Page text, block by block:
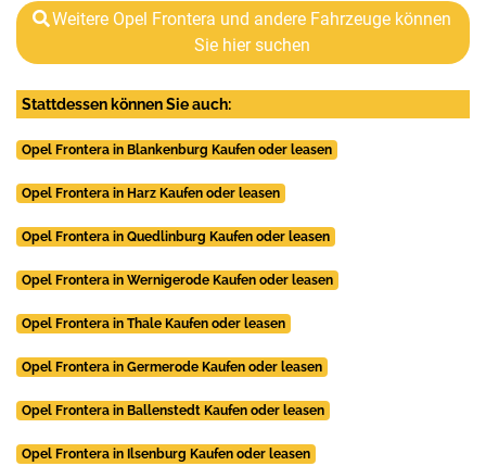
Weitere Opel Frontera und andere Fahrzeuge können
Sie hier suchen
Stattdessen können Sie auch:
Opel Frontera in Blankenburg Kaufen oder leasen
Opel Frontera in Harz Kaufen oder leasen
Opel Frontera in Quedlinburg Kaufen oder leasen
Opel Frontera in Wernigerode Kaufen oder leasen
Opel Frontera in Thale Kaufen oder leasen
Opel Frontera in Germerode Kaufen oder leasen
Opel Frontera in Ballenstedt Kaufen oder leasen
Opel Frontera in Ilsenburg Kaufen oder leasen